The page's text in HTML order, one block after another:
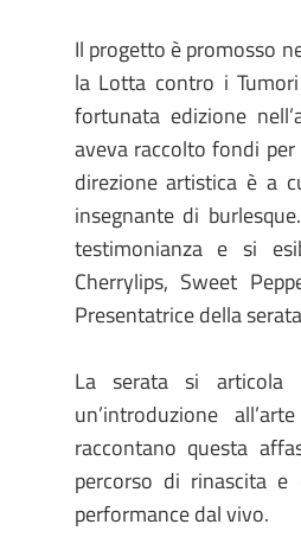
Il progetto è promosso
la Lotta contro i
fortunata edizione
aveva raccolto fondi
direzione artistica è a
insegnante di
testimonianza e si
Cherrylips, Sweet
Presentatrice della
La serata si articola
un’introduzione
raccontano questa
percorso di rinascita
performance dal vivo.